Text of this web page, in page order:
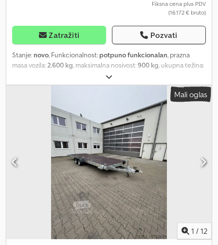
Fiksna cena plus PDV
(16.172 € bruto)
Zatražiti Pozvati
Stanje: novo, Funkcionalnost: potpuno funkcionalan, prazna
masa vozila: 2.600 kg , maksimalna nosivost:900 kg , ukupna težina:
2 osovine
srebrna, Prikolica za putnička vozila sa Twist Lock zatvaračima za
20 ft. kontejner. LED osvetljenje, točkovi 155 R12C 5x112, dvostruka
osovina, dozvoljena ukupna masa 3500 kg, sopstvena masa oko
650-700 kg, vruće pocinkovana, 4 kom. podupirača na ručno
pokretanje, nosač registarskih tablica. Uključujući dokumentaciju
za registraciju, moguća registracija za 100 km/h! Dcjdpfxsi Ha Eyo
Aflsk Drvena podloga dostupna uz doplatu! Novi 20 ft. kancelarijski
kontejner (Containex) Spoljašnja boja: RAL-9010 čisto bela,
džepovi za viljuškar, zidna izolacija mineralna vuna 60 mm, krovna
izolacija mineralna vuna 100 mm, podna izolacija mineralna vuna
100 mm, unutrašnja visina kontejnera 2540 mm, 1 kom. konvektor 2
kW, 2 kom. spoljne LED lampe 43 W Ukupna masa prikolice +
kontejnera 2600 kg Nosivost još 900 kg moguća!
Mali oglas
1 / 12